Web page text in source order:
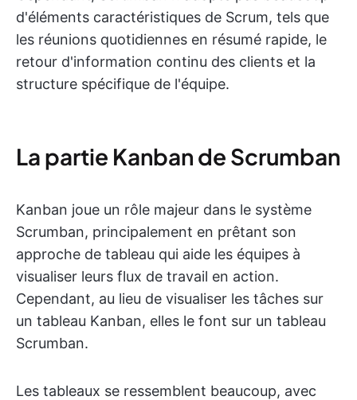
d'éléments caractéristiques de Scrum, tels que
les réunions quotidiennes en résumé rapide, le
retour d'information continu des clients et la
structure spécifique de l'équipe.
La partie Kanban de Scrumban
Kanban joue un rôle majeur dans le système
Scrumban, principalement en prêtant son
approche de tableau qui aide les équipes à
visualiser leurs flux de travail en action.
Cependant, au lieu de visualiser les tâches sur
un tableau Kanban, elles le font sur un tableau
Scrumban.
Les tableaux se ressemblent beaucoup, avec